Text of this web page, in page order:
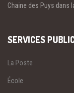
Chaine des Puys dans
SERVICES
La Poste
École